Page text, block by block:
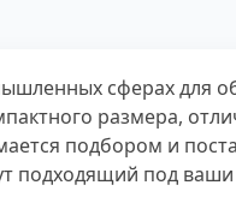
сферах для
размера,
подбором и
под ваши